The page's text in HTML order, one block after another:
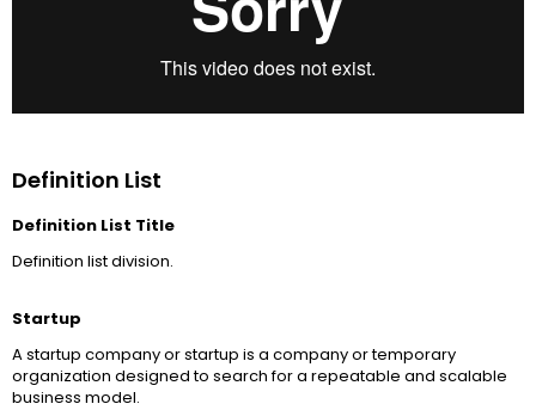
Definition List
Definition List Title
Definition list division.
Startup
A startup company or startup is a company or temporary
organization designed to search for a repeatable and scalable
business model.